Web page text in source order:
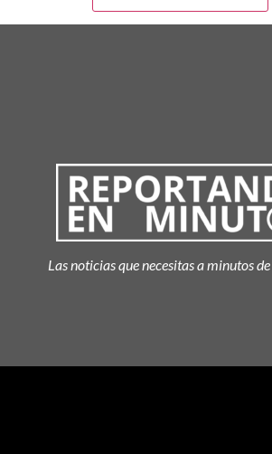
Las noticias que necesitas a minutos